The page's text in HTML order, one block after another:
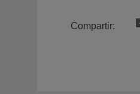
Compartir: